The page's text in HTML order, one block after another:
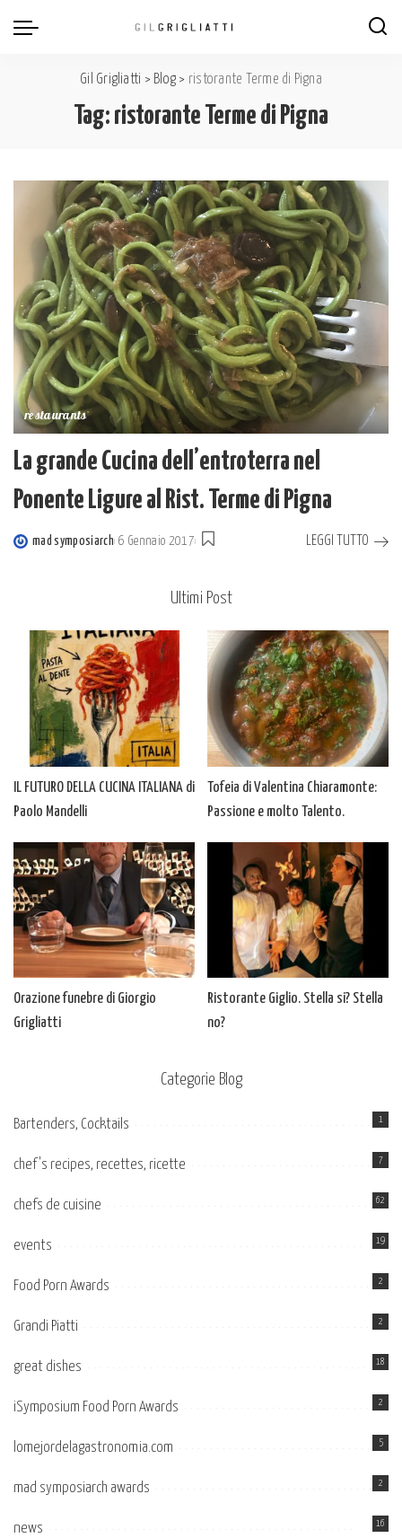
Gil Grigliatti > Blog > ristorante Terme di Pigna
Tag: ristorante Terme di Pigna
restaurants
La grande Cucina dell’entroterra nel
Ponente Ligure al Rist. Terme di Pigna
Posted
mad symposiarch 6 Gennaio 2017 LEGGI TUTTO
Ultimi Post
IL FUTURO DELLA CUCINA ITALIANA di
Paolo Mandelli
Tofeia di Valentina Chiaramonte:
Passione e molto Talento.
Orazione funebre di Giorgio
Grigliatti
Ristorante Giglio. Stella si? Stella
no?
Categorie Blog
Bartenders, Cocktails 1
chef's recipes, recettes, ricette 7
chefs de cuisine 62
events 19
Food Porn Awards 2
Grandi Piatti 2
great dishes 18
iSymposium Food Porn Awards 2
lomejordelagastronomia.com 5
mad symposiarch awards 2
news 16